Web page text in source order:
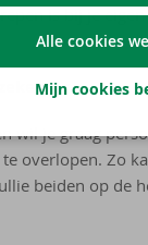
Alle cookies
Mijn cookies
is bij je
wil je graag
overlopen. Zo
beiden op de